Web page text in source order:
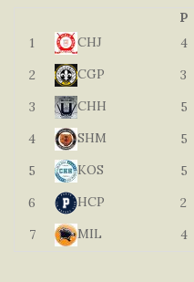
P
1
CHJ 4
2
CGP 3
3
CHH 5
4
SHM 5
5
KOS 5
6
HCP 2
7
MIL 4